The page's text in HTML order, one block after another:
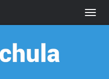
Toggle